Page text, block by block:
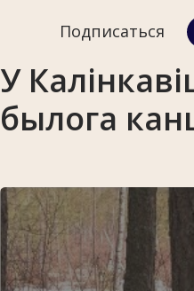
Подписаться
У
былога